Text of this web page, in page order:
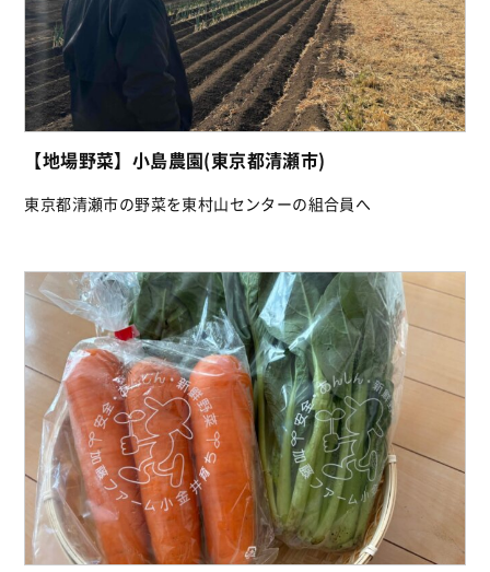
【地場野菜】小島農園(東京都清瀬市)
東京都清瀬市の野菜を東村山センターの組合員へ